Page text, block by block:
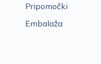
Pripomočki
Embalaža